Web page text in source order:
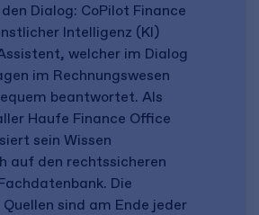
Dialog: CoPilot Finance
Intelligenz (KI)
welcher im Dialog
im Rechnungswesen
beantwortet. Als
Haufe Finance Office
sein Wissen
auf den rechtssicheren
Die
sind am Ende jeder